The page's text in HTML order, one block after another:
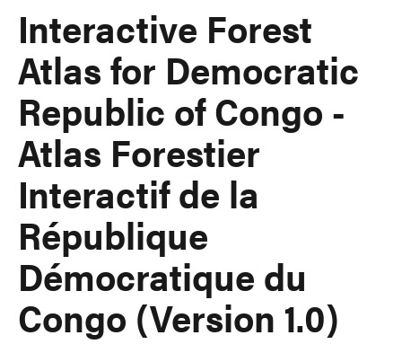
Interactive Forest
Atlas for Democratic
Republic of Congo -
Atlas Forestier
Interactif de la
République
Démocratique du
Congo (Version 1.0)